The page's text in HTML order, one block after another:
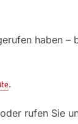
haben
.
rufen Sie